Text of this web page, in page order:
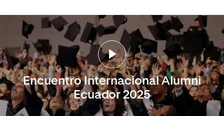
Encuentro Internacional Alumni
Ecuador 2025